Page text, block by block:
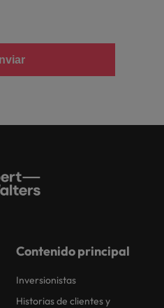
Contenido principal
Inversionistas
Historias de clientes y